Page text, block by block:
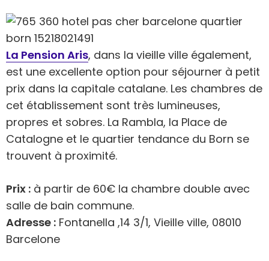
La Pension Aris, dans la vieille ville également,
est une excellente option pour séjourner à petit
prix dans la capitale catalane. Les chambres de
cet établissement sont très lumineuses,
propres et sobres. La Rambla, la Place de
Catalogne et le quartier tendance du Born se
trouvent à proximité.
Prix : à partir de 60€ la chambre double avec
salle de bain commune.
Adresse : Fontanella ,14 3/1, Vieille ville, 08010
Barcelone